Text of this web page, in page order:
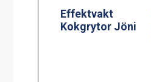
Stödpelare till
150/200 liters
bengryta